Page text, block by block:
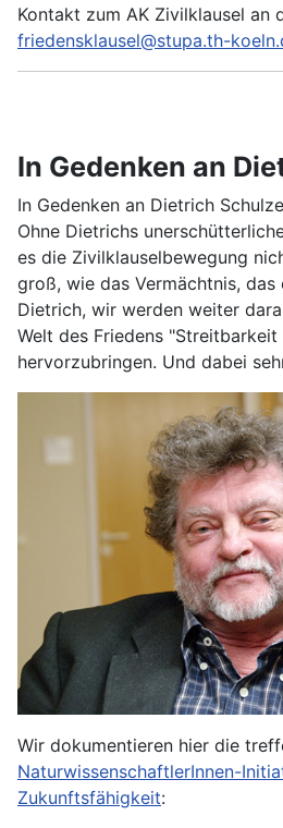
Kontakt zum AK Zivilklausel an
friedensklausel@stupa.th-
In Gedenken an
In Gedenken an Dietrich
Ohne Dietrichs
es die Zivilklauselbewegung
groß, wie das Vermächtnis, das
Dietrich, wir werden weiter
Welt des Friedens
hervorzubringen. Und dabei
Wir dokumentieren hier die
NaturwissenschaftlerInnen-
Zukunftsfähigkeit: